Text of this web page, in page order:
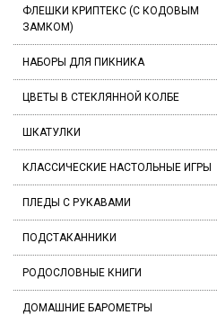
ФЛЕШКИ КРИПТЕКС (С КОДОВЫМ
ЗАМКОМ)
НАБОРЫ ДЛЯ ПИКНИКА
ЦВЕТЫ В СТЕКЛЯННОЙ КОЛБЕ
ШКАТУЛКИ
КЛАССИЧЕСКИЕ НАСТОЛЬНЫЕ ИГРЫ
ПЛЕДЫ С РУКАВАМИ
ПОДСТАКАННИКИ
РОДОСЛОВНЫЕ КНИГИ
ДОМАШНИЕ БАРОМЕТРЫ